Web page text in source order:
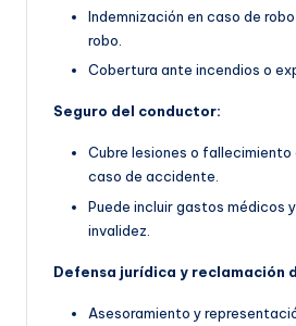
Indemnización en caso de
robo.
Cobertura ante incendios o
Seguro del conductor:
Cubre lesiones o
caso de accidente.
Puede incluir gastos médicos
invalidez.
Defensa jurídica y reclamación
Asesoramiento y